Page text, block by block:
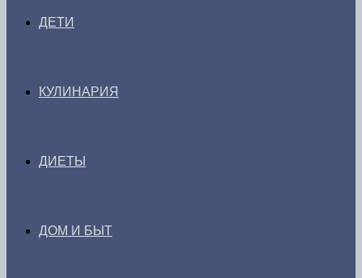
ДЕТИ
КУЛИНАРИЯ
ДИЕТЫ
ДОМ И БЫТ